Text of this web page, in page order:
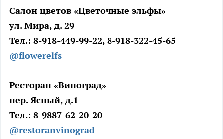
Салон цветов «Цветочные эльфы»
ул. Мира, д. 29
Тел.: 8-918-449-99-22, 8-918-322-45-65
@flowerelfs
Ресторан «Виноград»
пер. Ясный, д.1
Тел.: 8-9887-62-20-20
@restoranvinograd